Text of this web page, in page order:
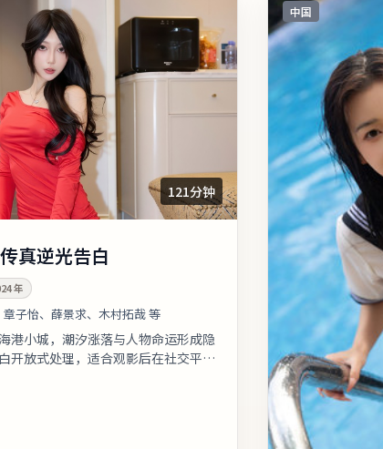
121分钟
真逆光告白
年
子怡、薛景求、木村拓哉 等
港小城，潮汐涨落与人物命运形成隐
开放式处理，适合观影后在社交平台
得安静看完。《银...
中国